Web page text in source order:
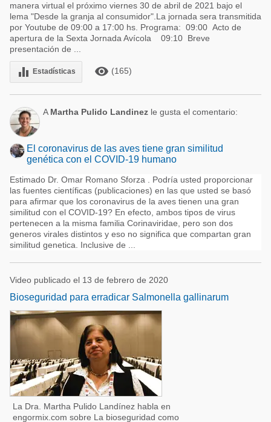
manera virtual el próximo viernes 30 de abril de 2021 bajo el
lema "Desde la granja al consumidor".La jornada sera transmitida
por Youtube de 09:00 a 17:00 hs. Programa: 09:00 Acto de
apertura de la Sexta Jornada Avícola 09:10 Breve
presentación de ...
equalizer Estadísticas remove_red_eye (165)
A Martha Pulido Landinez le gusta el comentario:
El coronavirus de las aves tiene gran similitud
genética con el COVID-19 humano
Estimado Dr. Omar Romano Sforza . Podría usted proporcionar
las fuentes científicas (publicaciones) en las que usted se basó
para afirmar que los coronavirus de la aves tienen una gran
similitud con el COVID-19? En efecto, ambos tipos de virus
pertenecen a la misma familia Corinaviridae, pero son dos
generos virales distintos y eso no significa que compartan gran
similitud genetica. Inclusive de ...
Video publicado el 13 de febrero de 2020
Bioseguridad para erradicar Salmonella gallinarum
La Dra. Martha Pulido Landínez habla en
engormix.com sobre La bioseguridad como